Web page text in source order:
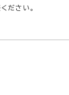
ださい。